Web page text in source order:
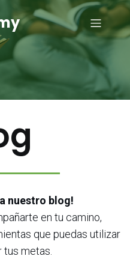
nuestro blog!
en tu camino,
que puedas utilizar
tus metas.